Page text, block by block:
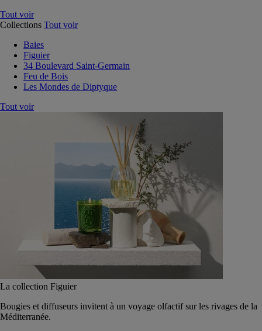
Tout voir
Collections Tout voir
Baies
Figuier
34 Boulevard Saint-Germain
Feu de Bois
Les Mondes de Diptyque
Tout voir
La collection Figuier
Bougies et diffuseurs invitent à un voyage olfactif sur les rivages de la
Méditerranée.